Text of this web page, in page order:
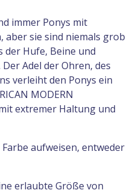
immer Ponys mit
aber sie sind niemals grob
der Hufe, Beine und
Adel der Ohren, des
verleiht den Ponys ein
MODERN
extremer Haltung und
aufweisen, entweder
erlaubte Größe von